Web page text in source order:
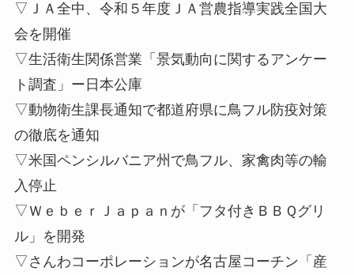
▽ＪＡ全中、令和５年度ＪＡ営農指導実践全国大
会を開催
▽生活衛生関係営業「景気動向に関するアンケー
ト調査」ー日本公庫
▽動物衛生課長通知で都道府県に鳥フル防疫対策
の徹底を通知
▽米国ペンシルバニア州で鳥フル、家禽肉等の輸
入停止
▽ＷｅｂｅｒＪａｐａｎが「フタ付きＢＢＱグリ
ル」を開発
▽さんわコーポレーションが名古屋コーチン「産